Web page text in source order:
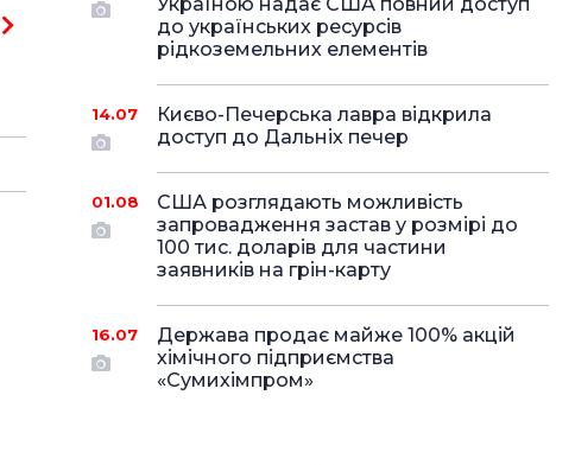
до українських ресурсів
рідкоземельних елементів
14.07
Києво-Печерська лавра відкрила
доступ до Дальніх печер
01.08
США розглядають можливість
запровадження застав у розмірі до
100 тис. доларів для частини
заявників на грін-карту
16.07
Держава продає майже 100% акцій
хімічного підприємства
«Сумихімпром»